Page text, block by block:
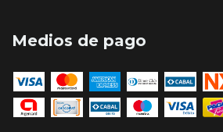
Medios de pago